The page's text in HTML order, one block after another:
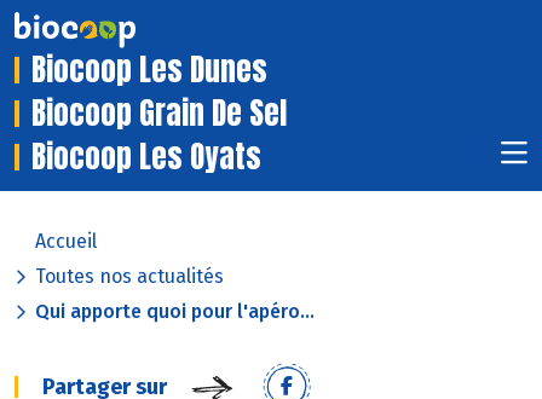
Biocoop Les Dunes
Biocoop Grain De Sel
Biocoop Les Oyats
Accueil
Toutes nos actualités
Qui apporte quoi pour l'apéro...
Partager sur